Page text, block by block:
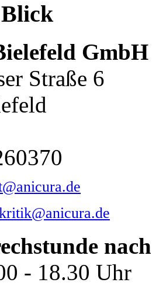
Blick
GmbH
Straße 6
- 18.30 Uhr